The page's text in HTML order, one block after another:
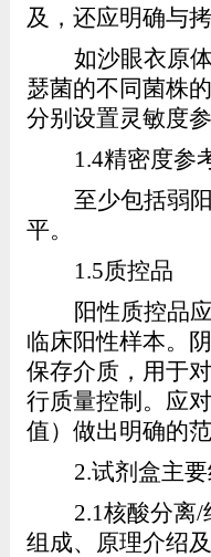
及，还应明确与
如沙眼衣原
瑟菌的不同菌株
分别设置灵敏度参
1.4精密度参
至少包括弱
平。
1.5质控品
阳性质控品
临床阳性样本。
保存介质，用于
行质量控制。 应
值）做出明确的范
2.试剂盒主
2.1核酸分离/
组成、原理介绍